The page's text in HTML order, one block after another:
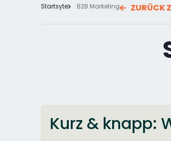
Startsyte B2B Marketing ZURÜCK
Kurz & knapp: